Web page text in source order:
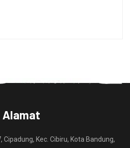
Alamat
Cipadung, Kec. Cibiru, Kota Bandung,